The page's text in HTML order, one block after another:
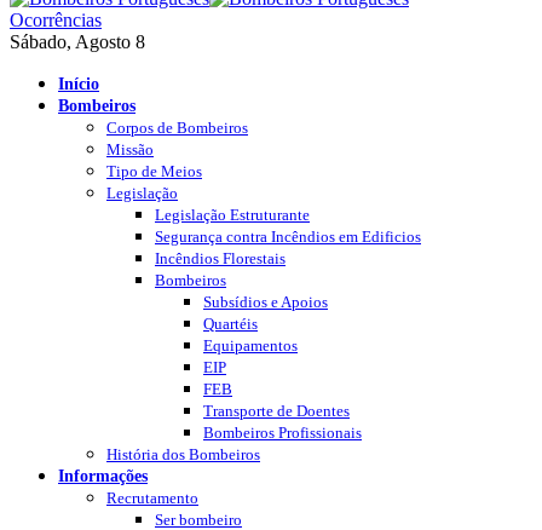
Ocorrências
Sábado, Agosto 8
Início
Bombeiros
Corpos de Bombeiros
Missão
Tipo de Meios
Legislação
Legislação Estruturante
Segurança contra Incêndios em Edificios
Incêndios Florestais
Bombeiros
Subsídios e Apoios
Quartéis
Equipamentos
EIP
FEB
Transporte de Doentes
Bombeiros Profissionais
História dos Bombeiros
Informações
Recrutamento
Ser bombeiro